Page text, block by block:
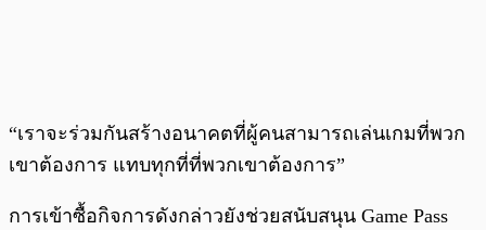
“เราจะร่วมกันสร้างอนาคตที่ผู้คนสามารถเล่นเกมที่พวก
เขาต้องการ แทบทุกที่ที่พวกเขาต้องการ”
การเข้าซื้อกิจการดังกล่าวยังช่วยสนับสนุน Game Pass